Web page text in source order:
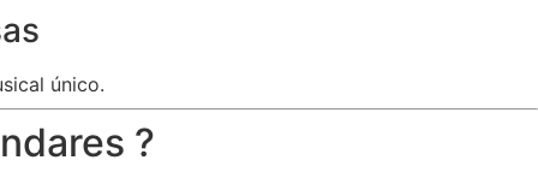
único.
?